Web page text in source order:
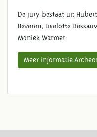
De jury bestaat uit
Beveren, Liselotte
Moniek Warmer.
Meer informatie